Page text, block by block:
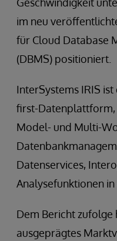
im neu
für Cloud Database
(DBMS) positioniert.
InterSystems IRIS
first-Datenplattform,
Model- und Multi-
Datenservices,
Analysefunktionen
Dem Bericht zufolge
ausgeprägtes